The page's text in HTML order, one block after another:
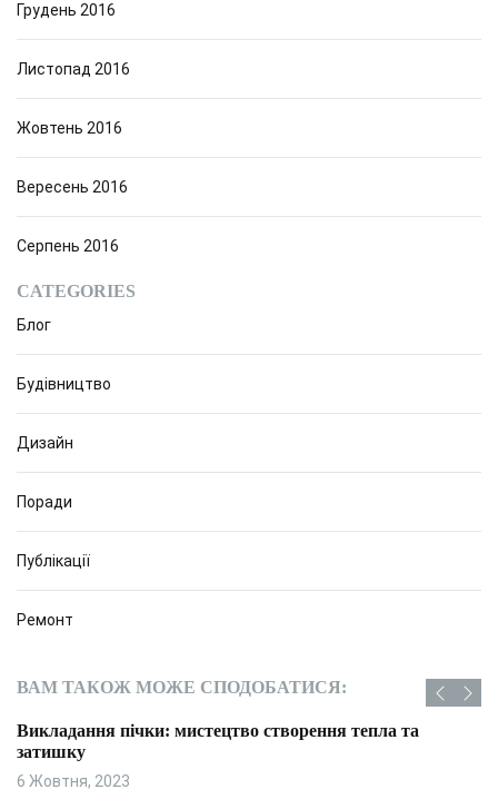
Грудень 2016
Листопад 2016
Жовтень 2016
Вересень 2016
Серпень 2016
CATEGORIES
Блог
Будівництво
Дизайн
Поради
Публікації
Ремонт
ВАМ ТАКОЖ МОЖЕ СПОДОБАТИСЯ:
Викладання пічки: мистецтво створення тепла та
затишку
6 Жовтня, 2023